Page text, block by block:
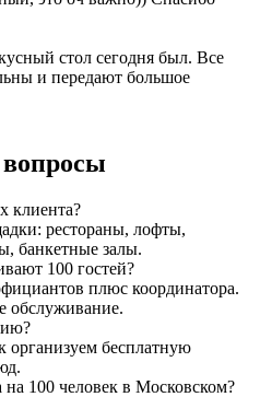
стол сегодня был. Все
и передают большое
клиента?
рестораны, лофты,
банкетные залы.
100 гостей?
плюс координатора.
обслуживание.
организуем бесплатную
на 100 человек в Московском?